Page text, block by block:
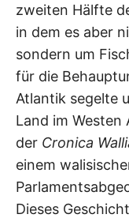
zweiten Hälfte
in dem es aber
sondern um
für die
Atlantik segelte
Land im
der Cronica
einem
Dieses